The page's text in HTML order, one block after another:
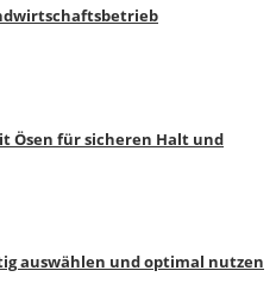
Ösen für sicheren Halt und
auswählen und optimal nutzen